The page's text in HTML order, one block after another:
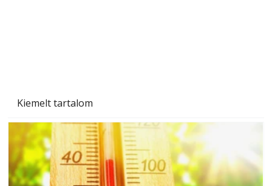
Kiemelt tartalom